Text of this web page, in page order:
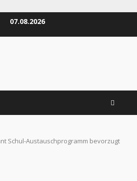
07.08.2026
Schul-Austauschprogramm bevorzugt